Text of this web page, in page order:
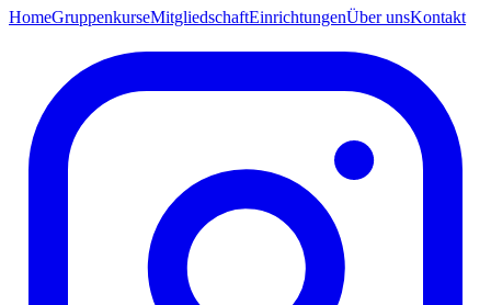
HomeGruppenkurseMitgliedschaftEinrichtungenÜber unsKontakt